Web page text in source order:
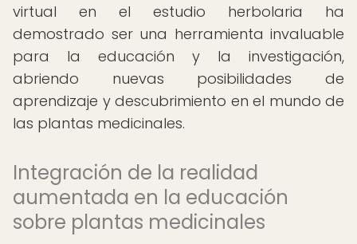
virtual en el estudio herbolaria ha
demostrado ser una herramienta invaluable
para la educación y la investigación,
abriendo nuevas posibilidades de
aprendizaje y descubrimiento en el mundo de
las plantas medicinales.
Integración de la realidad
aumentada en la educación
sobre plantas medicinales